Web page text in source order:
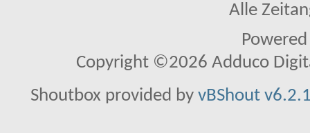
Alle
Copyright ©2026 Adduco
Shoutbox provided by vBShout